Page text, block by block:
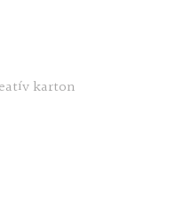
karton